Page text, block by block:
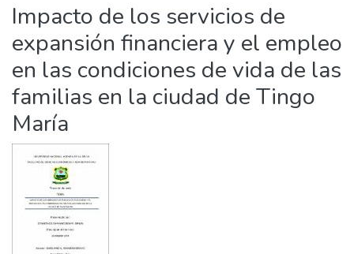
DSpace Statistics
Impacto de los servicios de
expansión financiera y el empleo
en las condiciones de vida de las
familias en la ciudad de Tingo
María